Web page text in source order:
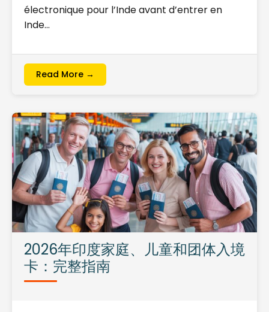
électronique pour l’Inde avant d’entrer en
Inde…
Read More →
2026年印度家庭、儿童和团体入境
卡：完整指南